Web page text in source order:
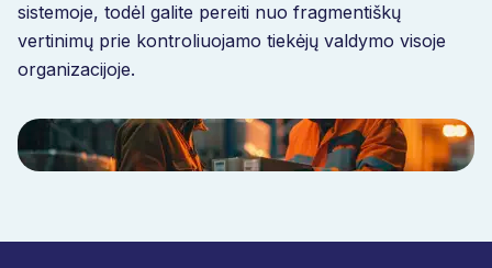
sistemoje, todėl galite pereiti nuo fragmentiškų
vertinimų prie kontroliuojamo tiekėjų valdymo visoje
organizacijoje.